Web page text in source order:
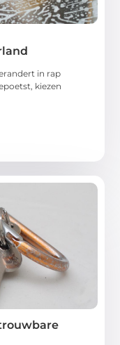
in rap
kiezen